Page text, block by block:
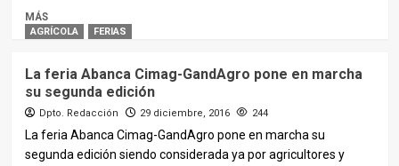
MÁS
AGRÍCOLA FERIAS
La feria Abanca Cimag-GandAgro pone en marcha
su segunda edición
Dpto. Redacción 29 diciembre, 2016 244
La feria Abanca Cimag-GandAgro pone en marcha su
segunda edición siendo considerada ya por agricultores y